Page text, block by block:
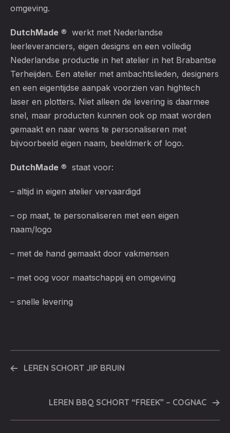
omgeving.
DutchMade ® werkt met Nederlandse
leerleveranciers, eigen designs en een volledig
Nederlandse productie in het atelier in het Brabantse
Terheijden. Een atelier met ambachtslieden, designers
en een eigentijdse aanpak voorzien van hightech
laser en plotters. Niet alleen de levering is daarmee
snel, maar producten kunnen ook op maat worden
gemaakt en naar wens te personaliseren met
bijvoorbeeld eigen naam, beeldmerk of logo.
DutchMade ® staat voor:
– altijd in eigen atelier vervaardigd
– op maat, te personaliseren met een eigen
naam/logo
– met de hand gemaakt door vakmensen
– met oog voor maatschappij en omgeving
– snelle levering
LEREN SCHORT JIP BRUIN
LEREN BBQ SCHORT “FREEK” – COGNAC